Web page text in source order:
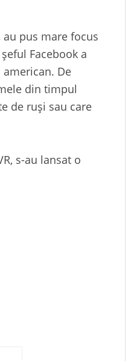
au pus mare focus
Facebook a
De
din timpul
de ruși sau care
s-au lansat o